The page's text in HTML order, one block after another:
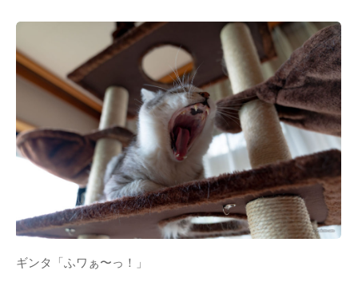
ギンタ「ふワぁ〜っ！」